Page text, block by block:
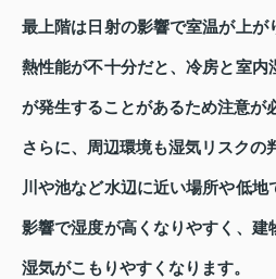
最上階は日射の影響で室温が上が
熱性能が不十分だと、冷房と室内
が発生することがあるため注意が
さらに、周辺環境も湿気リスクの
川や池など水辺に近い場所や低
影響で湿度が高くなりやすく、建
湿気がこもりやすくなります。